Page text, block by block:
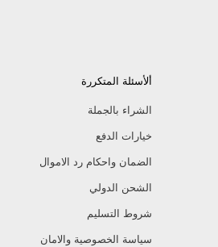
ألأسئلة المتكررة
الشراء بالجملة
خيارات الدفع
الضمان واحكام رد الاموال
الشحن الدولي
شروط التسليم
سياسة الخصوصية والامان